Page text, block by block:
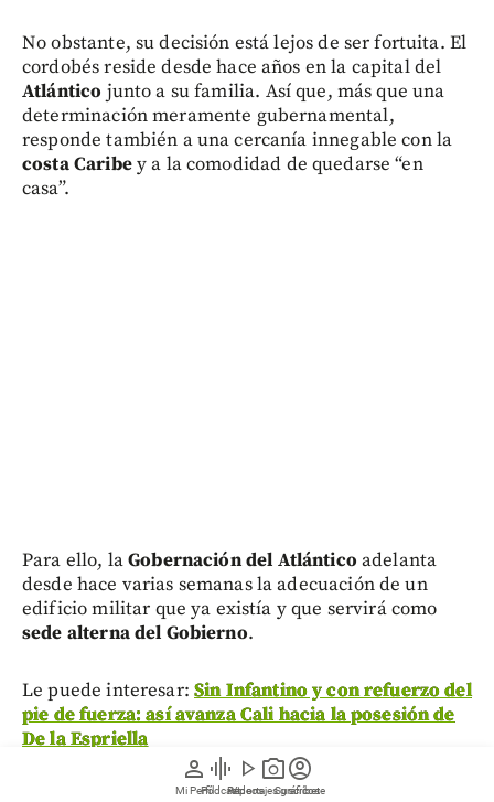
person
Mi Perfil
graphic_eq
Pódcast
play_arrow
Videos
photo_camera
Reportajes gráficos
account_circle
Suscríbete
No obstante, su decisión está lejos de ser fortuita. El
cordobés reside desde hace años en la capital del
Atlántico junto a su familia. Así que, más que una
determinación meramente gubernamental,
responde también a una cercanía innegable con la
costa Caribey a la comodidad de quedarse “en
casa”.
Para ello, laGobernación del Atlántico adelanta
desde hace varias semanas la adecuación de un
edificio militar que ya existía y que servirá como
sede alterna del Gobierno.
Le puede interesar: Sin Infantino y con refuerzo del
pie de fuerza: así avanza Cali hacia la posesión de
De la Espriella
La construcción se encuentra dentro del histórico